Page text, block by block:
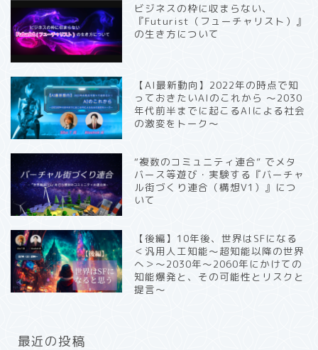
ビジネスの枠に収まらない、
『Futurist（フューチャリスト）』
の生き方について
【AI最新動向】2022年の時点で知
っておきたいAIのこれから 〜2030
年代前半までに起こるAIによる社会
の激変をトーク〜
“複数のコミュニティ連合” でメタ
バース等遊び・実験する『バーチャ
ル街づくり連合（構想V1）』につ
いて
【後編】10年後、世界はSFになる
＜汎用人工知能〜超知能以降の世界
へ＞〜2030年〜2060年にかけての
知能爆発と、その可能性とリスクと
提言〜
最近の投稿